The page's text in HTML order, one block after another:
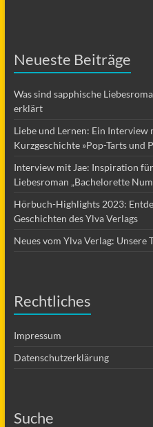
Neueste Beiträge
Was sind sapphische
erklärt
Liebe und Lernen: Ein
Kurzgeschichte »Pop-Tarts und
Interview mit Jae: Inspiration
Liebesroman „Bachelorette
Hörbuch-Highlights 2023:
Geschichten des Ylva Verlags
Neues vom Ylva Verlag: Unsere
Rechtliches
Impressum
Datenschutzerklärung
Suche